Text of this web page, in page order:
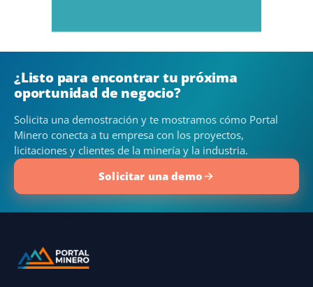
¿Listo para encontrar tu próxima
oportunidad de negocio?
Solicita una demostración y te mostramos cómo Portal
Minero conecta a tu empresa con los proyectos,
licitaciones y clientes de la minería y la industria.
Solicitar una demo